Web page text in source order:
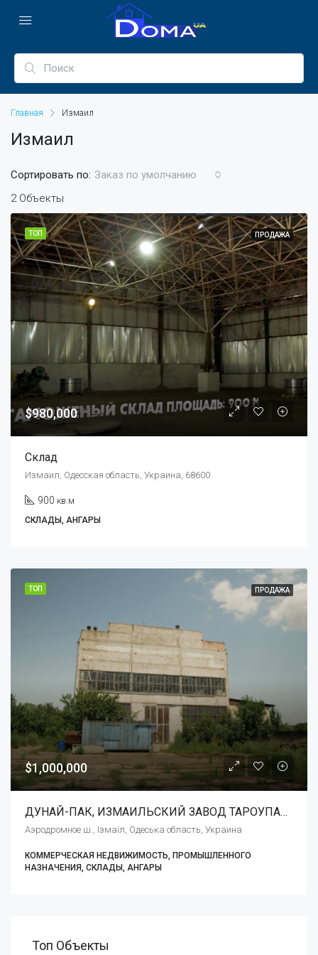
Главная Измаил
Измаил
2 Объекты
Сортировать по: Заказ по умолчанию
ТОП ПРОДАЖА
$980,000
Склад
Измаил, Одесская область, Украина, 68600
900 кв.м
СКЛАДЫ, АНГАРЫ
ТОП ПРОДАЖА
$1,000,000
ДУНАЙ-ПАК, ИЗМАИЛЬСКИЙ ЗАВОД ТАРОУПАКОВОЧНЫХ ИЗДЕЛИЙ, ЧАО
Аэродромное ш., Ізмаїл, Одеська область, Украина
КОММЕРЧЕСКАЯ НЕДВИЖИМОСТЬ, ПРОМЫШЛЕННОГО
НАЗНАЧЕНИЯ, СКЛАДЫ, АНГАРЫ
Топ Объекты